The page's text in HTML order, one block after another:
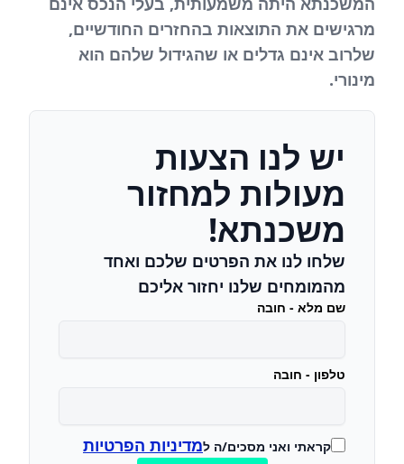
מרגישים את התוצאות בהחזרים החודשיים,
שלרוב אינם גדלים או שהגידול שלהם הוא
מינורי.
יש לנו הצעות
מעולות למחזור
משכנתא!
שלחו לנו את הפרטים שלכם ואחד
מהמומחים שלנו יחזור אליכם
שם מלא - חובה
טלפון - חובה
קראתי ואני מסכים/ה למדיניות הפרטיות